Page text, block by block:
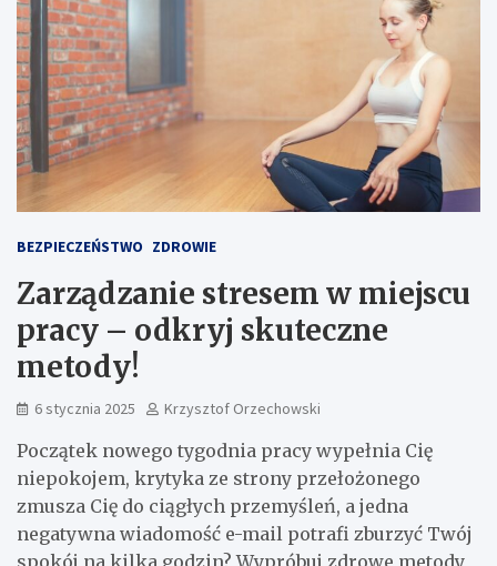
BEZPIECZEŃSTWO ZDROWIE
Zarządzanie stresem w miejscu
pracy – odkryj skuteczne
metody!
6 stycznia 2025 Krzysztof Orzechowski
Początek nowego tygodnia pracy wypełnia Cię
niepokojem, krytyka ze strony przełożonego
zmusza Cię do ciągłych przemyśleń, a jedna
negatywna wiadomość e-mail potrafi zburzyć Twój
spokój na kilka godzin? Wypróbuj zdrowe metody